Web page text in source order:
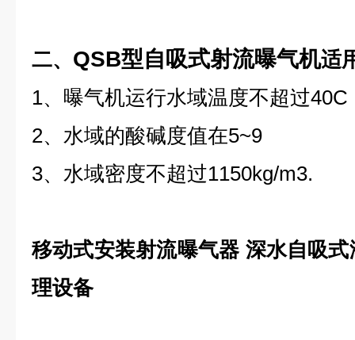
二、 QSB型自吸式射流曝气机适
1、 曝气机运行水域温度不超过40C
2、 水域的酸碱度值在5~9
3、 水域密度不超过1150kg/m3.
移动式安装射流曝气器 深水自吸
理设备